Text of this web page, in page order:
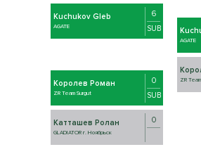
Kuchukov Gleb
AGATE
6
SUB
Королев Роман
ZR Team Surgut
0
SUB
Катташев Ролан
GLADIATOR г. Ноябрьск
0
AGATE
ZR